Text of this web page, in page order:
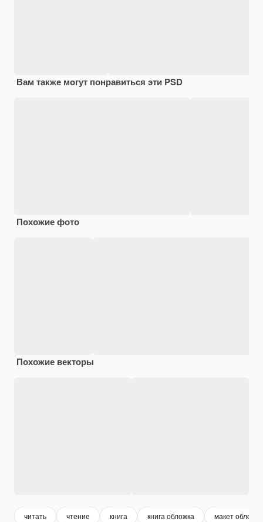
Вам также могут понравиться эти PSD
Похожие фото
Похожие векторы
читать чтение книга книга обложка макет обложки